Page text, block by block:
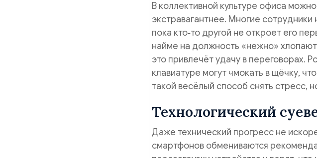
В коллективной культуре офиса
экстравагантнее. Многие
пока кто‑то другой не откроет его
найме на должность «нежно»
это привлечёт удачу в переговорах.
клавиатуре могут чмокать в щёчку,
такой весёлый способ снять стресс,
Технологический
Даже технический прогресс не
смартфонов обмениваются